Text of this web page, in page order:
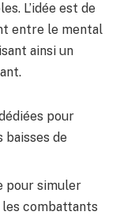
L’idée est de
entre le mental
ainsi un
pour
de
pour simuler
combattants